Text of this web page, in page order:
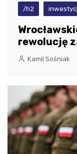
/h2
rewolucję
Kamil Sośniak